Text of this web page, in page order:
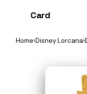
Card
Home›Disney Lorcana›